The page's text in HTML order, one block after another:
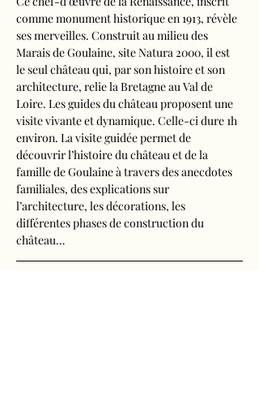
comme monument historique en 1913, révèle
ses merveilles. Construit au milieu des
Marais de Goulaine, site Natura 2000, il est
le seul château qui, par son histoire et son
architecture, relie la Bretagne au Val de
Loire. Les guides du château proposent une
visite vivante et dynamique. Celle-ci dure 1h
environ. La visite guidée permet de
découvrir l’histoire du château et de la
famille de Goulaine à travers des anecdotes
familiales, des explications sur
l’architecture, les décorations, les
différentes phases de construction du
château…